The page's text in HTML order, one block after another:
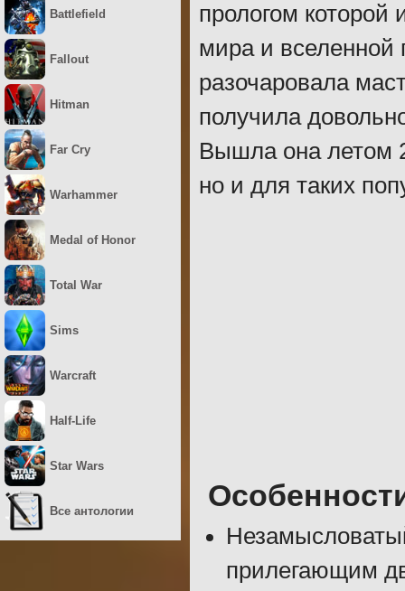
прологом которой
мира и вселенной
разочаровала
получила
Вышла она летом
но и для таких
прилегающим
Battlefield
Fallout
Hitman
Far Cry
Warhammer
Medal of Honor
Total War
Sims
Warcraft
Half-Life
Star Wars
Все антологии